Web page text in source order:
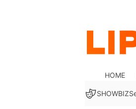
HOME
SHOWBIZ